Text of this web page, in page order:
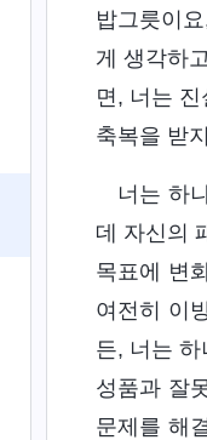
밥그릇이
게 생각하
면, 너는
축복을 받
너는 하
데 자신의
목표에 변
여전히 이
든, 너는
성품과 잘
문제를 해